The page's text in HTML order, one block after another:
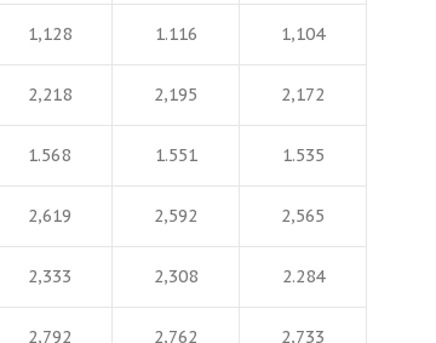
1,128 1.116 1,104
2,218 2,195 2,172
1.568 1.551 1.535
2,619 2,592 2,565
2,333 2,308 2.284
2,792 2,762 2,733